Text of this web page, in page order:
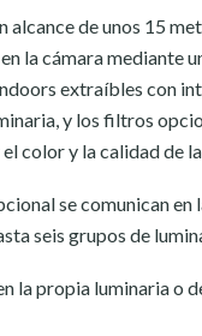
alcance de unos 15
la cámara mediante
extraíbles con
y los filtros
color y la calidad de
se comunican en
seis grupos de
la propia luminaria o